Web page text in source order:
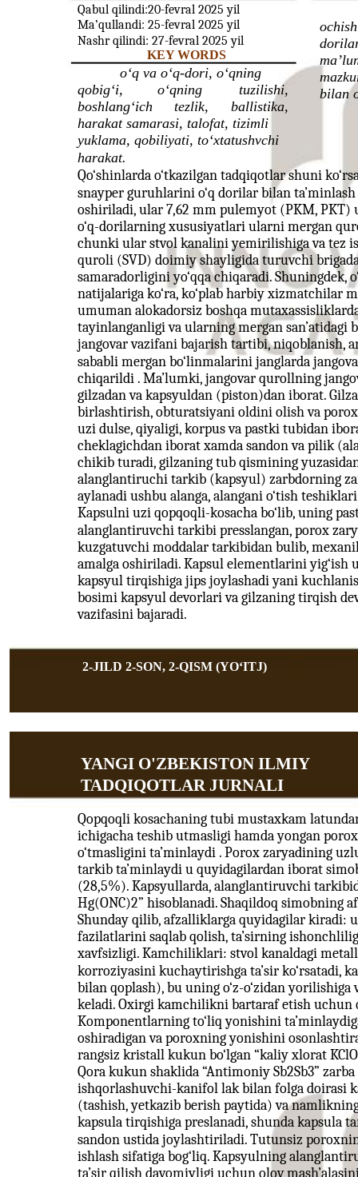
2-JILD 2-SON, 2-QISM (YOʻITJ)
Qabul qilindi:20-fevral 2025 yil
Ma’qullandi: 25-fevral 2025 yil
Nashr qilindi: 27-fevral 2025 yil
bilan
KEY WORDS
o‘q va o‘q-dori, o‘qning
qobig‘i,
o‘qning
tuzilishi,
boshlang‘ich
tezlik,
ballistika,
harakat samarasi, talofat, tizimli
yuklama, qobiliyati, to‘xtatushvchi
harakat.
Qo‘shinlarda o‘tkazilgan tadqiqotlar shuni
snayper guruhlarini o‘q dorilar bilan
oshiriladi, ular 7,62 mm pulemyot (PKM, PKT)
o‘q-dorilarning xususiyatlari ularni mergan
chunki ular stvol kanalini yemirilishiga va tez
quroli (SVD) doimiy shayligida turuvchi
samaradorligini yo‘qqa chiqaradi. Shuningdek,
natijalariga ko‘ra, ko‘plab harbiy xizmatchilar
umuman alokadorsiz boshqa
tayinlanganligi va ularning mergan
jangovar vazifani bajarish tartibi, niqoblanish,
sababli mergan bo‘linmalarini janglarda
chiqarildi . Ma’lumki, jangovar qurollning
gilzadan va kapsyuldan (piston)dan iborat.
birlashtirish, obturatsiyani oldini olish va
uzi dulse, qiyaligi, korpus va pastki tubidan
cheklagichdan iborat xamda sandon va pilik
chikib turadi, gilzaning tub qismining
alanglantiruchi tarkib (kapsyul) zarbdorning
aylanadi ushbu alanga, alangani o‘tish
Kapsulni uzi qopqoqli-kosacha bo‘lib, uning
alanglantiruvchi tarkibi presslangan, porox
kuzgatuvchi moddalar tarkibidan bulib,
amalga oshiriladi. Kapsul elementlarini
kapsyul tirqishiga jips joylashadi yani
bosimi kapsyul devorlari va gilzaning tirqish
vazifasini bajaradi.
YANGI O'ZBEKISTON ILMIY
TADQIQOTLAR JURNALI
Qopqoqli kosachaning tubi mustaxkam
ichigacha teshib utmasligi hamda yongan
o‘tmasligini ta’minlaydi . Porox zaryadining
tarkib ta’minlaydi u quyidagilardan iborat
(28,5%). Kapsyullarda, alanglantiruvchi
Hg(ONC)2” hisoblanadi. Shaqildoq
Shunday qilib, afzalliklarga quyidagilar kiradi:
fazilatlarini saqlab qolish, ta’sirning
xavfsizligi. Kamchiliklari: stvol kanaldagi
korroziyasini kuchaytirishga ta’sir ko‘rsatadi,
bilan qoplash), bu uning o‘z-o‘zidan
keladi. Oxirgi kamchilikni bartaraf etish
Komponentlarning to‘liq yonishini
oshiradigan va poroxning yonishini
rangsiz kristall kukun bo‘lgan “kaliy xlorat
Qora kukun shaklida “Antimoniy Sb2Sb3”
ishqorlashuvchi-kanifol lak bilan folga doirasi
(tashish, yetkazib berish paytida) va
kapsula tirqishiga preslanadi, shunda kapsula
sandon ustida joylashtiriladi. Tutunsiz
ishlash sifatiga bog‘liq. Kapsyulning
ta’sir qilish davomiyligi uchun olov